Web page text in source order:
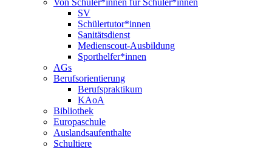
Von Schüler*innen für Schüler*innen
SV
Schülertutor*innen
Sanitätsdienst
Medienscout-Ausbildung
Sporthelfer*innen
AGs
Berufsorientierung
Berufspraktikum
KAoA
Bibliothek
Europaschule
Auslandsaufenthalte
Schultiere